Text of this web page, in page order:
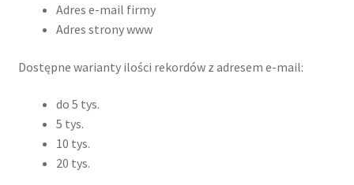
Adres e-mail firmy
Adres strony www
Dostępne warianty ilości rekordów z adresem e-mail:
do 5 tys.
5 tys.
10 tys.
20 tys.